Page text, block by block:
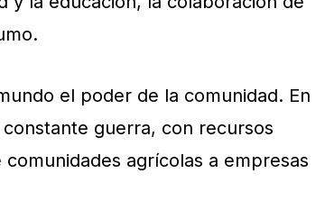
el poder de la comunidad. En
guerra, con recursos
agrícolas a empresas